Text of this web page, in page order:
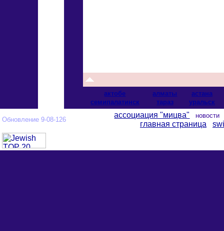
актобе алматы
астана
cемипалатинск
тараз уральск
Обновление 9-08-126
ассоциация "мицва"
главная страница